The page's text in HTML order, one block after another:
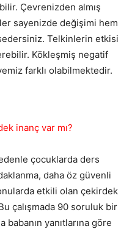
Çevrenizden almış
sayenizde değişimi hem
Telkinlerin etkisi
Kökleşmiş negatif
farklı olabilmektedir.
inanç var mı?
çocuklarda ders
daha öz güvenli
etkili olan çekirdek
çalışmada 90 soruluk bir
yanıtlarına göre